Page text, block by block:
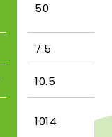
50
7.5
10.5
1014